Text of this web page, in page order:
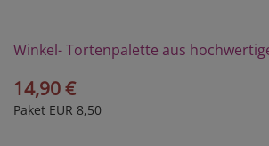
Winkel- Tortenpalette aus
14,90 €
Paket EUR 8,50